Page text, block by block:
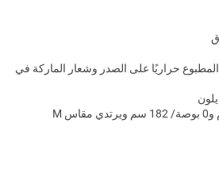
حراريًا على الصدر وشعار الماركة في